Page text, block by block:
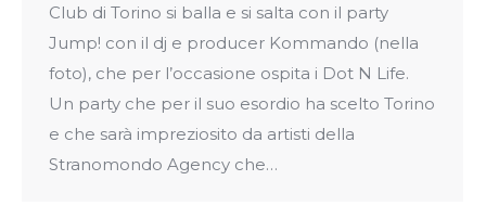
Club di Torino si balla e si salta con il party
Jump! con il dj e producer Kommando (nella
foto), che per l’occasione ospita i Dot N Life.
Un party che per il suo esordio ha scelto Torino
e che sarà impreziosito da artisti della
Stranomondo Agency che…